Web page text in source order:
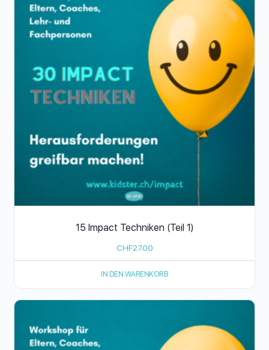
15 Impact Techniken (Teil 1)
CHF27.00
IN DEN WARENKORB